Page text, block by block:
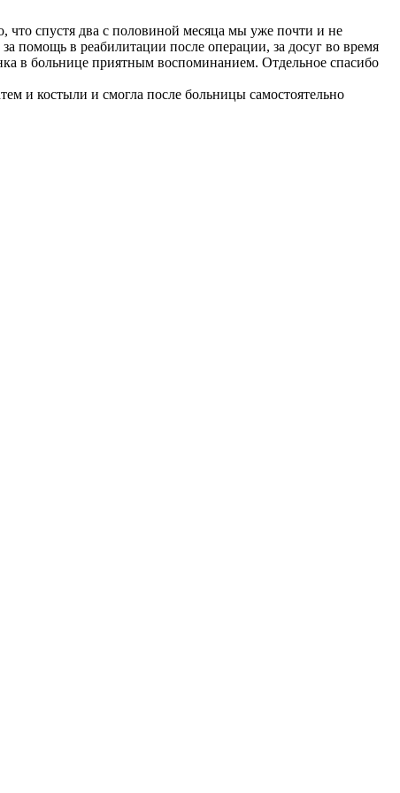
спустя два с половиной месяца мы уже почти и не
помощь в реабилитации после операции, за досуг во время
в больнице приятным воспоминанием. Отдельное спасибо
и костыли и смогла после больницы самостоятельно